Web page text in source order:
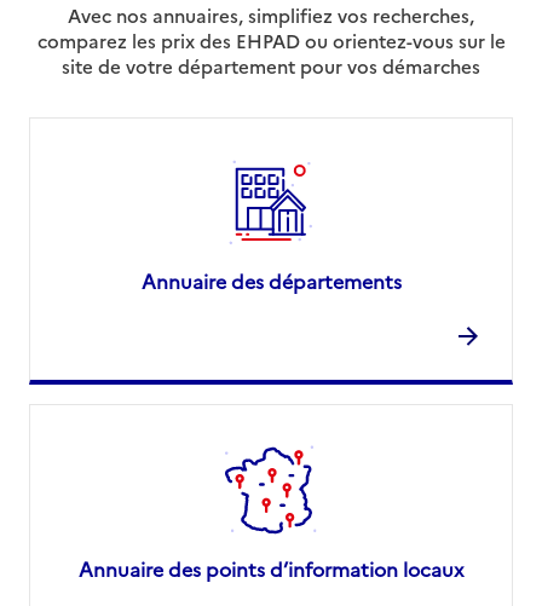
Avec nos annuaires, simplifiez vos recherches,
comparez les prix des EHPAD ou orientez-vous sur le
site de votre département pour vos démarches
Annuaire des départements
Annuaire des points d’information locaux